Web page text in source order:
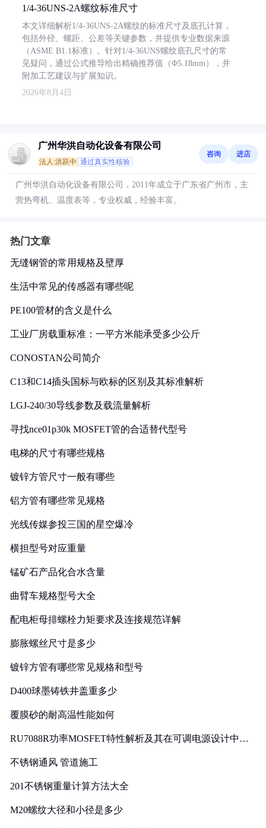
1/4-36UNS-2A螺纹标准尺寸
本文详细解析1/4-36UNS-2A螺纹的标准尺寸及底孔计算，
包括外径、螺距、公差等关键参数，并提供专业数据来源
（ASME B1.1标准）。针对1/4-36UNS螺纹底孔尺寸的常
见疑问，通过公式推导给出精确推荐值（Φ5.18mm），并
附加工艺建议与扩展知识。
2026年8月4日
广州华洪自动化设备有限公司
法人:洪跃中 通过真实性核验
咨询 进店
广州华洪自动化设备有限公司，2011年成立于广东省广州市，主
营热弯机、温度表等，专业权威，经验丰富。
热门文章
无缝钢管的常用规格及壁厚
生活中常见的传感器有哪些呢
PE100管材的含义是什么
工业厂房载重标准：一平方米能承受多少公斤
CONOSTAN公司简介
C13和C14插头国标与欧标的区别及其标准解析
LGJ-240/30导线参数及载流量解析
寻找nce01p30k MOSFET管的合适替代型号
电梯的尺寸有哪些规格
镀锌方管尺寸一般有哪些
铝方管有哪些常见规格
光线传媒参投三国的星空爆冷
横担型号对应重量
锰矿石产品化合水含量
曲臂车规格型号大全
配电柜母排螺栓力矩要求及连接规范详解
膨胀螺丝尺寸是多少
镀锌方管有哪些常见规格和型号
D400球墨铸铁井盖重多少
覆膜砂的耐高温性能如何
RU7088R功率MOSFET特性解析及其在可调电源设计中的
不锈钢通风 管道施工
201不锈钢重量计算方法大全
M20螺纹大径和小径是多少